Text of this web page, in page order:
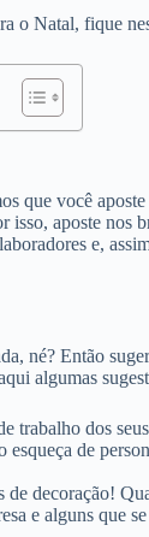
o Natal, fique
que você
isso, aposte
e,
né? Então
algumas
trabalho dos
de
de decoração!
e alguns que